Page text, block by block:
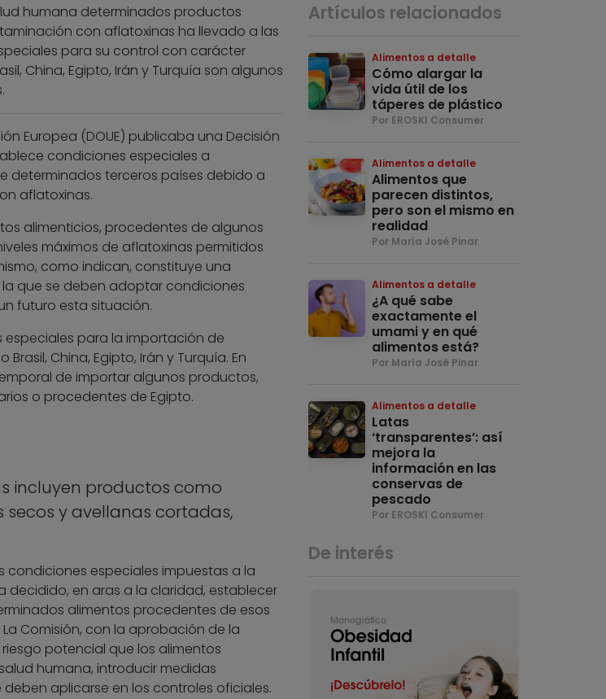
humana determinados productos
con aflatoxinas ha llevado a las
para su control con carácter
China, Egipto, Irán y Turquía son algunos
Europea (DOUE) publicaba una Decisión
condiciones especiales a
determinados terceros países debido a
aflatoxinas.
alimenticios, procedentes de algunos
máximos de aflatoxinas permitidos
como indican, constituye una
que se deben adoptar condiciones
futuro esta situación.
especiales para la importación de
China, Egipto, Irán y Turquía. En
de importar algunos productos,
o procedentes de Egipto.
incluyen productos como
y avellanas cortadas,
especiales impuestas a la
en aras a la claridad, establecer
alimentos procedentes de esos
Comisión, con la aprobación de la
potencial que los alimentos
humana, introducir medidas
aplicarse en los controles oficiales.
Artículos relacionados
Alimentos a detalle
Cómo alargar la
vida útil de los
táperes de plástico
Por EROSKI Consumer
Alimentos a detalle
Alimentos que
parecen distintos,
pero son el mismo en
realidad
Por María José Pinar
Alimentos a detalle
¿A qué sabe
exactamente el
umami y en qué
alimentos está?
Por María José Pinar
Alimentos a detalle
Latas
‘transparentes’: así
mejora la
información en las
conservas de
pescado
Por EROSKI Consumer
De interés